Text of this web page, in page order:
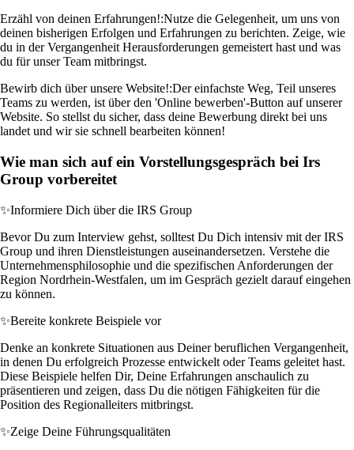
Erzähl von deinen Erfahrungen!:Nutze die Gelegenheit, um uns von
deinen bisherigen Erfolgen und Erfahrungen zu berichten. Zeige, wie
du in der Vergangenheit Herausforderungen gemeistert hast und was
du für unser Team mitbringst.
Bewirb dich über unsere Website!:Der einfachste Weg, Teil unseres
Teams zu werden, ist über den 'Online bewerben'-Button auf unserer
Website. So stellst du sicher, dass deine Bewerbung direkt bei uns
landet und wir sie schnell bearbeiten können!
Wie man sich auf ein Vorstellungsgespräch bei Irs
Group vorbereitet
✨Informiere Dich über die IRS Group
Bevor Du zum Interview gehst, solltest Du Dich intensiv mit der IRS
Group und ihren Dienstleistungen auseinandersetzen. Verstehe die
Unternehmensphilosophie und die spezifischen Anforderungen der
Region Nordrhein-Westfalen, um im Gespräch gezielt darauf eingehen
zu können.
✨Bereite konkrete Beispiele vor
Denke an konkrete Situationen aus Deiner beruflichen Vergangenheit,
in denen Du erfolgreich Prozesse entwickelt oder Teams geleitet hast.
Diese Beispiele helfen Dir, Deine Erfahrungen anschaulich zu
präsentieren und zeigen, dass Du die nötigen Fähigkeiten für die
Position des Regionalleiters mitbringst.
✨Zeige Deine Führungsqualitäten